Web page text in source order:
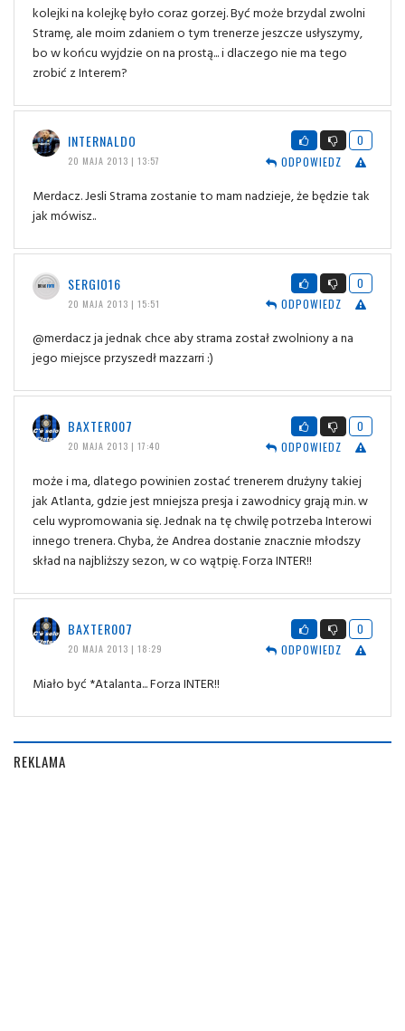
kolejki na kolejkę było coraz gorzej. Być może brzydal zwolni
Stramę, ale moim zdaniem o tym trenerze jeszcze usłyszymy,
bo w końcu wyjdzie on na prostą... i dlaczego nie ma tego
zrobić z Interem?
INTERNALDO
20 MAJA 2013 | 13:57
0
ODPOWIEDZ
Merdacz. Jesli Strama zostanie to mam nadzieje, że będzie tak
jak mówisz..
SERGIO16
20 MAJA 2013 | 15:51
0
ODPOWIEDZ
@merdacz ja jednak chce aby strama został zwolniony a na
jego miejsce przyszedł mazzarri :)
BAXTER007
20 MAJA 2013 | 17:40
0
ODPOWIEDZ
może i ma, dlatego powinien zostać trenerem drużyny takiej
jak Atlanta, gdzie jest mniejsza presja i zawodnicy grają m.in. w
celu wypromowania się. Jednak na tę chwilę potrzeba Interowi
innego trenera. Chyba, że Andrea dostanie znacznie młodszy
skład na najbliższy sezon, w co wątpię. Forza INTER!!
BAXTER007
20 MAJA 2013 | 18:29
0
ODPOWIEDZ
Miało być *Atalanta... Forza INTER!!
REKLAMA